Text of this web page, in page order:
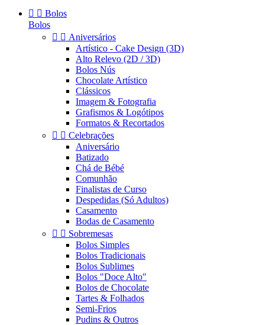
  Bolos
Bolos
  Aniversários
Artístico - Cake Design (3D)
Alto Relevo (2D / 3D)
Bolos Nús
Chocolate Artístico
Clássicos
Imagem & Fotografia
Grafismos & Logótipos
Formatos & Recortados
  Celebrações
Aniversário
Batizado
Chá de Bébé
Comunhão
Finalistas de Curso
Despedidas (Só Adultos)
Casamento
Bodas de Casamento
  Sobremesas
Bolos Simples
Bolos Tradicionais
Bolos Sublimes
Bolos "Doce Alto"
Bolos de Chocolate
Tartes & Folhados
Semi-Frios
Pudins & Outros